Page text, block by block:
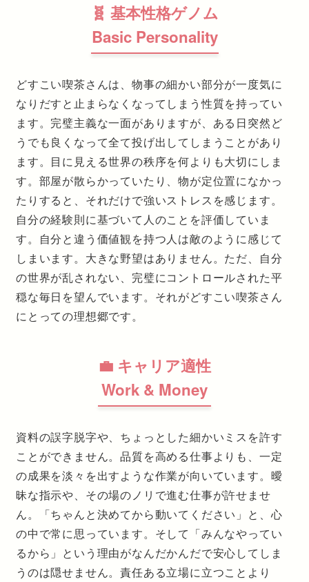
🧬 基本性格ゲノム
Basic Personality
どすこい喫茶さんは、物事の細かい部分が一度気に
なりだすと止まらなくなってしまう性質を持ってい
ます。完璧主義な一面がありますが、ある日突然ど
うでも良くなって全て投げ出してしまうことがあり
ます。目に見える世界の秩序を何よりも大切にしま
す。部屋が散らかっていたり、物が定位置になかっ
たりすると、それだけで強いストレスを感じます。
自分の経験則に基づいて人のことを評価していま
す。自分と違う価値観を持つ人は敵のように感じて
しまいます。大きな野望はありません。ただ、自分
の世界が乱されない、完璧にコントロールされた平
穏な毎日を望んでいます。それがどすこい喫茶さん
にとっての理想郷です。
💼 キャリア適性
Work & Money
資料の誤字脱字や、ちょっとした細かいミスを許す
ことができません。品質を高める仕事よりも、一定
の成果を淡々を出すような作業が向いています。曖
昧な指示や、その場のノリで進む仕事が許せませ
ん。「ちゃんと決めてから動いてください」と、心
の中で常に思っています。そして「みんなやってい
るから」という理由がなんだかんだで安心してしま
うのは隠せません。責任ある立場に立つことより